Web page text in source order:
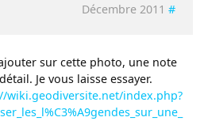
Décembre 2011 #
sur cette photo, une note
Je vous laisse essayer.
wiki.geodiversite.net/index.php?